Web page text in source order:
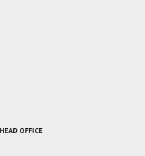
OFFICE